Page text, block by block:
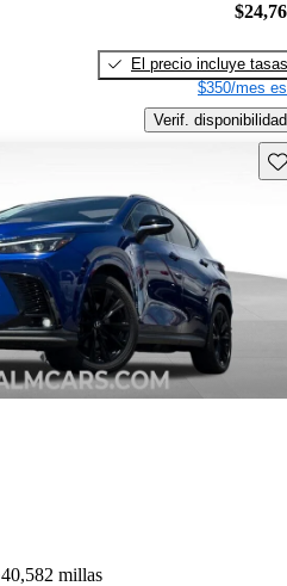
El precio incluye tasas
$350/mes
Verif. disponibilidad
40,582 millas